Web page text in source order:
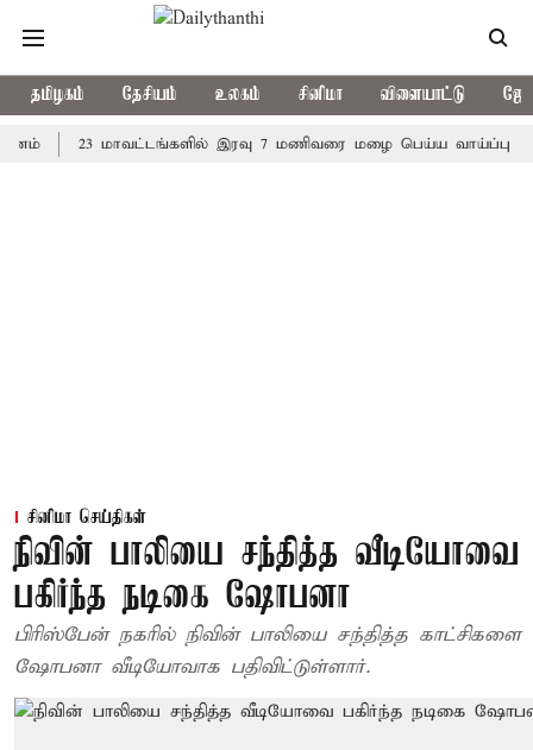
தமிழகம் தேசியம் உலகம் சினிமா விளையாட்டு
23 மாவட்டங்களில் இரவு 7 மணிவரை மழை பெய்ய வாய்ப்பு
சினிமா செய்திகள்
நிவின் பாலியை சந்தித்த வீடியோவை
பகிர்ந்த நடிகை ஷோபனா
பிரிஸ்பேன் நகரில் நிவின் பாலியை சந்தித்த காட்சிகளை
ஷோபனா வீடியோவாக பதிவிட்டுள்ளார்.